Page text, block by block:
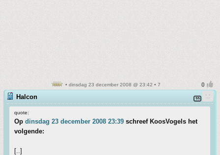
• dinsdag 23 december 2008 @ 23:42 • 7
Halcon
quote:
Op dinsdag 23 december 2008 23:39 schreef KoosVogels het
volgende:
[..]